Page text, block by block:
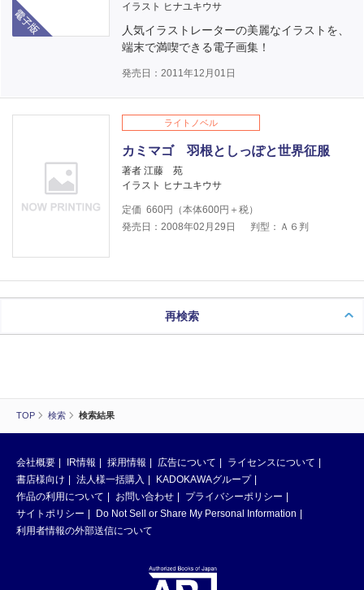
TOP 検索 検索結果
イラスト ヒナユキウサ
人気イラストレーターの美麗なイラストを、
端末で満喫できる電子画集！
発売日：2011年12月01日
ライトノベル
カミマゴ 羽根としっぽと世界征服
著者 江藤 苑
イラスト ヒナユキウサ
定価 660円（本体600円＋税）
発売日：2008年02月29日
判型：Ａ６判
再検索
会社概要 IR情報 採用情報 広告について
ライセンスについて
書店様向け
法人様一括購入
KADOKAWAグループ
作品の利用について
お問い合わせ
プライバシーポリシー
サイトポリシー
Do Not Sell or Share My Personal Information
利用者情報の外部送信について